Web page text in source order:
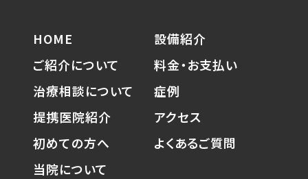
HOME
ご紹介について
治療相談について
提携医院紹介
初めての方へ
当院について
設備紹介
料金・お支払い
症例
アクセス
よくあるご質問